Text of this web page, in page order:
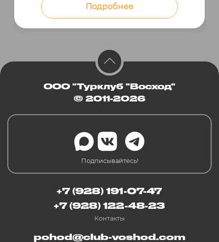
Подробнее
ООО "Турклуб "Восход"
© 2011-2026
Подписывайтесь!
+7 (928) 191-07-47
+7 (928) 122-48-23
Контакты
pohod@club-voshod.com